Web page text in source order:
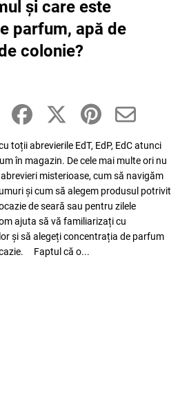
și care este
parfum, apă de
colonie?
toții abrevierile EdT, EdP, EdC atunci
în magazin. De cele mai multe ori nu
misterioase, cum să navigăm
și cum să alegem produsul potrivit
de seară sau pentru zilele
ajuta să vă familiarizați cu
și să alegeți concentrația de parfum
Faptul că o...